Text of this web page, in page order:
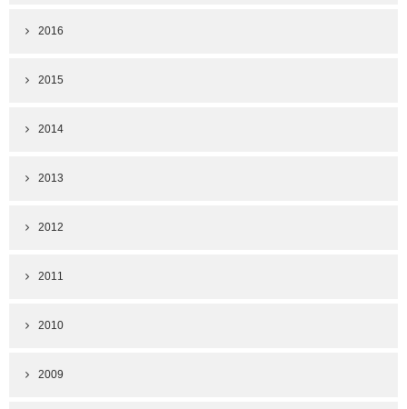
2016
2015
2014
2013
2012
2011
2010
2009